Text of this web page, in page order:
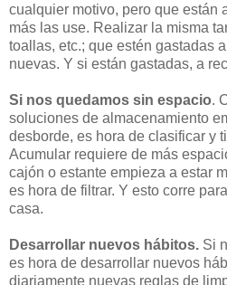
cualquier motivo, pero que están
más las use. Realizar la misma
toallas, etc.; que estén gastadas
nuevas. Y si están gastadas, a
Si nos quedamos sin espacio.
soluciones de almacenamiento
desborde, es hora de clasificar y
Acumular requiere de más
cajón o estante empieza a estar
es hora de filtrar. Y esto corre
casa.
Desarrollar nuevos hábitos. Si
es hora de desarrollar nuevos
diariamente nuevas reglas de